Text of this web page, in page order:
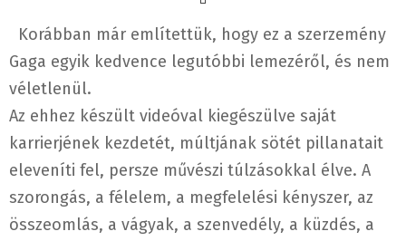
Korábban már említettük, hogy ez a szerzemény
Gaga egyik kedvence legutóbbi lemezéről, és nem
véletlenül.
Az ehhez készült videóval kiegészülve saját
karrierjének kezdetét, múltjának sötét pillanatait
eleveníti fel, persze művészi túlzásokkal élve. A
szorongás, a félelem, a megfelelési kényszer, az
összeomlás, a vágyak, a szenvedély, a küzdés, a